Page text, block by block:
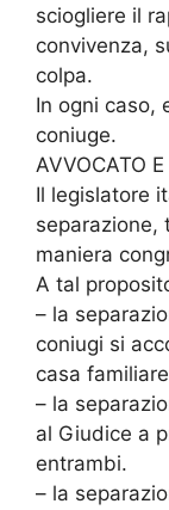
sciogliere il
convivenza,
colpa.
In ogni caso,
coniuge.
AVVOCATO
Il legislatore
separazione,
maniera
A tal
– la
coniugi si
casa
– la
al Giudice a
entrambi.
– la